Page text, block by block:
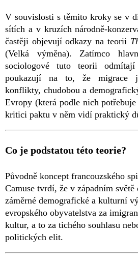
V souvislosti s těmito kroky se v
sítích a v kruzích národně-
častěji objevují odkazy na teorii
(Velká výměna). Zatímco
sociologové tuto teorii
poukazují na to, že migrace
konflikty, chudobou a
Evropy (která podle nich
kritici paktu v něm vidí praktický
Co je podstatou této teorie?
Původně koncept francouzského
Camuse tvrdí, že v západním světě
záměrné demografické a kulturní
evropského obyvatelstva za
kultur, a to za tichého souhlasu
politických elit.